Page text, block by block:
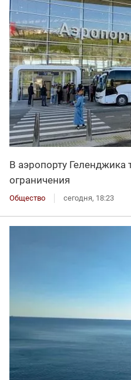
В аэропорту Геленджика
ограничения
Общество сегодня, 18:23